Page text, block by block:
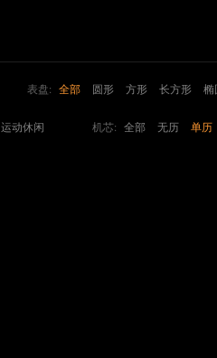
表盘: 全部 圆形 方形 长方形
椭
运动休闲 机芯: 全部 无历 单历